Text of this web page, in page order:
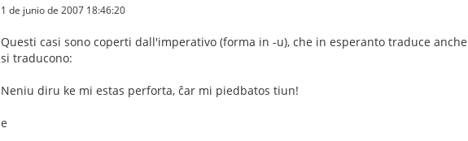
1 de junio de 2007 18:46:20
Questi casi sono coperti dall'imperativo (forma in -u), che in esperanto traduce
si traducono:
Neniu diru ke mi estas perforta, ĉar mi piedbatos tiun!
e